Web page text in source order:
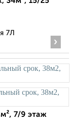
7Л
›
7/9 этаж